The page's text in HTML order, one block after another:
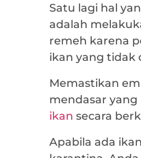
Satu lagi hal
adalah
remeh karena
ikan yang tidak
Memastikan
mendasar
ikan secara
Apabila ada